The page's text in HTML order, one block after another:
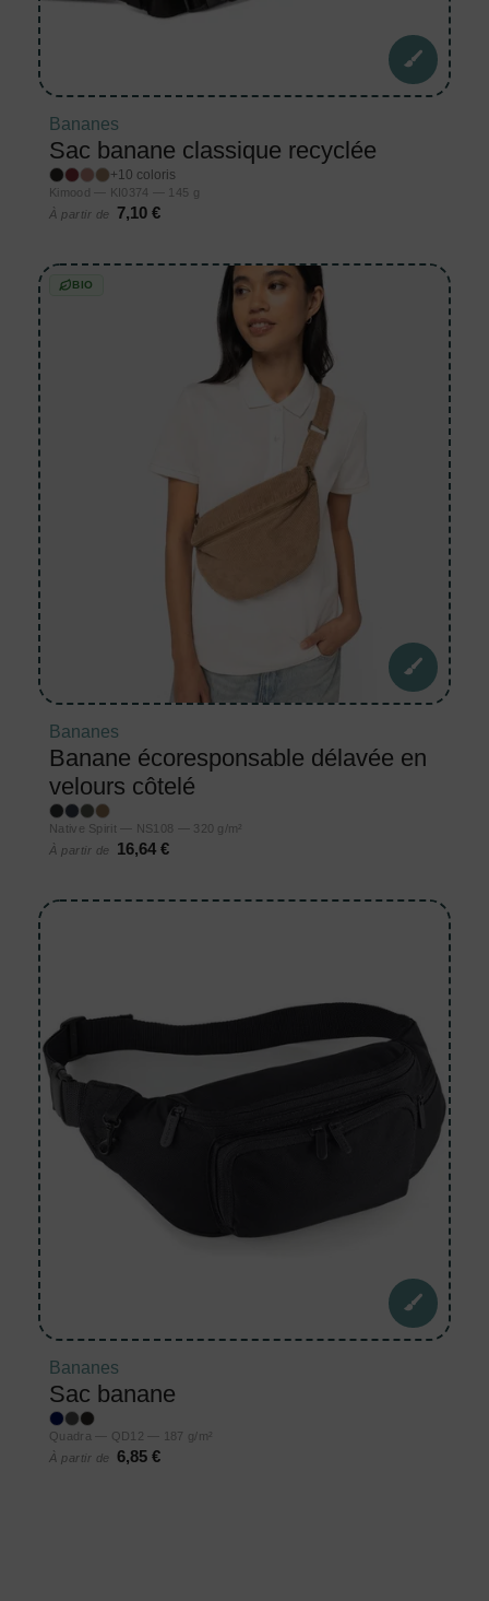
Bananes
Sac banane classique recyclée
+10 coloris
Kimood — KI0374 — 145 g
À partir de
7,10 €
BIO
Bananes
Banane écoresponsable délavée en
velours côtelé
Native Spirit — NS108 — 320 g/m²
À partir de
16,64 €
Bananes
Sac banane
Quadra — QD12 — 187 g/m²
À partir de
6,85 €